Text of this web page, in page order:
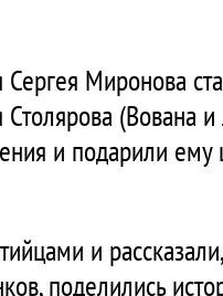
Миронова
(Вована
и подарили ему
и
поделились